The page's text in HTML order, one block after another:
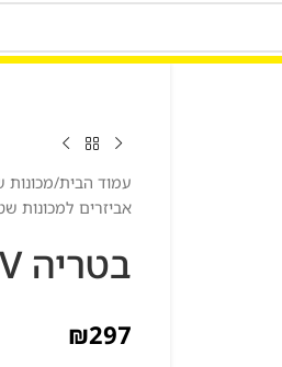
עמוד הבית/
אביזרים למכונות
בטריה 18V
₪297